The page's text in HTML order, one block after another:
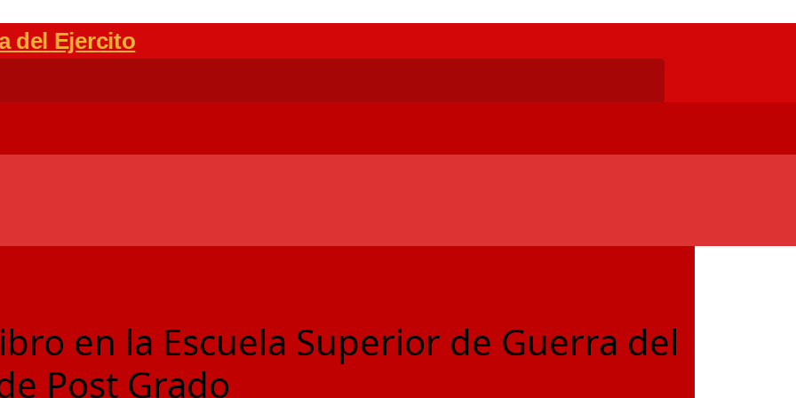
en la Escuela Superior de Guerra del
Post Grado